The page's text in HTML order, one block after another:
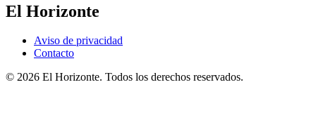
El Horizonte
Aviso de privacidad
Contacto
© 2026 El Horizonte. Todos los derechos reservados.